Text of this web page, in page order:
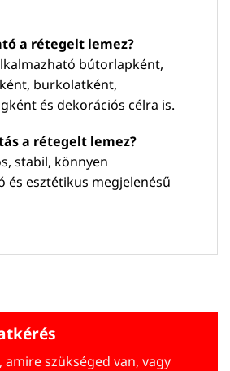
a rétegelt lemez?
bútorlapként,
burkolatként,
és dekorációs célra is.
a rétegelt lemez?
stabil, könnyen
és esztétikus megjelenésű
amire szükséged van, vagy